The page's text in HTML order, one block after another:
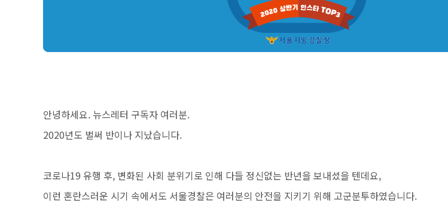
안녕하세요. 뉴스레터 구독자 여러분.
2020년도 벌써 반이나 지났습니다.
코로나19 유행 후, 변화된 사회 분위기로 인해 다들 정신없는 반년을 보내셨을 텐데요,
이런 혼란스러운 시기 속에서도 서울경찰은 여러분의 안전을 지키기 위해 고군분투하였습니다.